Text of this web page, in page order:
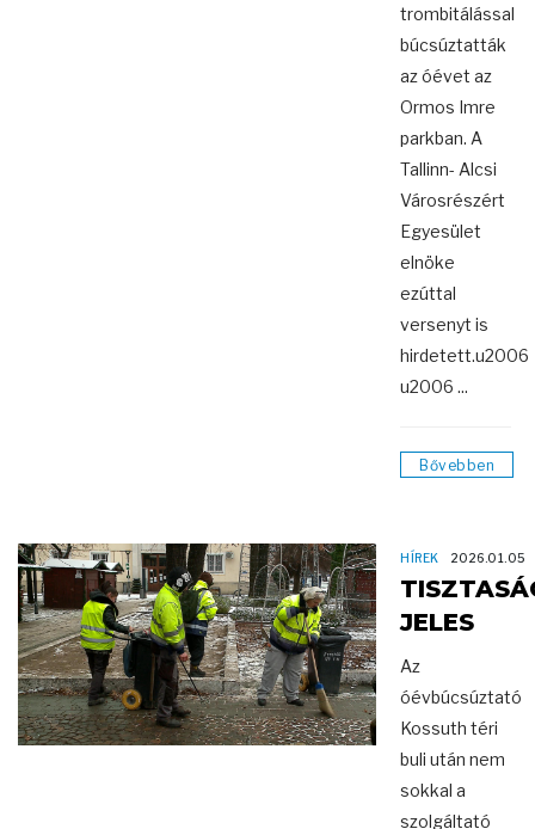
trombitálással
búcsúztatták
az óévet az
Ormos Imre
parkban. A
Tallinn- Alcsi
Városrészért
Egyesület
elnöke
ezúttal
versenyt is
hirdetett.u2006
u2006 ...
Bővebben
HÍREK 2026.01.05
JELES
Az
óévbúcsúztató
Kossuth téri
buli után nem
sokkal a
szolgáltató